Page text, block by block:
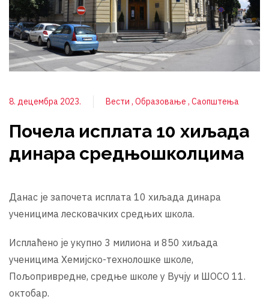
8. децембра 2023. Вести Образовање Саопштења
Почела исплата 10 хиљада
динара средњошколцима
Данас је започета исплата 10 хиљада динара
ученицима лесковачких средњих школа.
Исплаћено је укупно 3 милиона и 850 хиљада
ученицима Хемијско-технолошке школе,
Пољопривредне, средње школе у Вучју и ШОСО 11.
октобар.